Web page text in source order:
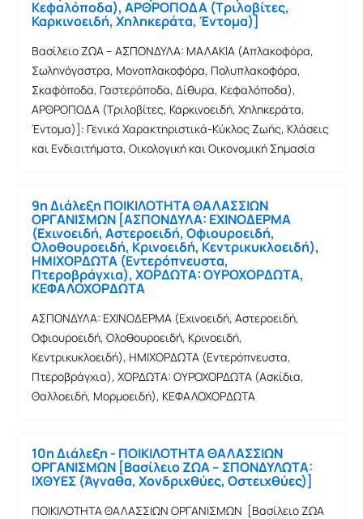
Κεφαλόποδα), ΑΡΘΡΟΠΟΔΑ (Τριλοβίτες,
Καρκινοειδή, Χηληκεράτα, Έντομα)]
Βασίλειο ΖΩΑ – ΑΣΠΟΝΔΥΛΑ: ΜΑΛΑΚΙΑ (Απλακοφόρα,
Σωληνόγαστρα, Μονοπλακοφόρα, Πολυπλακοφόρα,
Σκαφόποδα, Γαστερόποδα, Δίθυρα, Κεφαλόποδα),
ΑΡΘΡΟΠΟΔΑ (Τριλοβίτες, Καρκινοειδή, Χηληκεράτα,
Έντομα)]: Γενικά Χαρακτηριστικά-Κύκλος Ζωής, Κλάσεις
και Ενδιαιτήματα, Οικολογική και Οικονομική Σημασία
9η Διάλεξη ΠΟΙΚΙΛΟΤΗΤΑ ΘΑΛΑΣΣΙΩΝ
ΟΡΓΑΝΙΣΜΩΝ [ΑΣΠΟΝΔΥΛΑ: ΕΧΙΝΟΔΕΡΜΑ
(Εχινοειδή, Αστεροειδή, Οφιουροειδή,
Ολοθουροειδή, Κρινοειδή, Κεντρικυκλοειδή),
ΗΜΙΧΟΡΔΩΤΑ (Εντερόπνευστα,
Πτεροβράγχια), ΧΟΡΔΩΤΑ: ΟΥΡΟΧΟΡΔΩΤΑ,
ΚΕΦΑΛΟΧΟΡΔΩΤΑ
ΑΣΠΟΝΔΥΛΑ: ΕΧΙΝΟΔΕΡΜΑ (Εχινοειδή, Αστεροειδή,
Οφιουροειδή, Ολοθουροειδή, Κρινοειδή,
Κεντρικυκλοειδή), ΗΜΙΧΟΡΔΩΤΑ (Εντερόπνευστα,
Πτεροβράγχια), ΧΟΡΔΩΤΑ: ΟΥΡΟΧΟΡΔΩΤΑ (Ασκίδια,
Θαλλοειδή, Μορμοειδή), ΚΕΦΑΛΟΧΟΡΔΩΤΑ
10η Διάλεξη - ΠΟΙΚΙΛΟΤΗΤΑ ΘΑΛΑΣΣΙΩΝ
ΟΡΓΑΝΙΣΜΩΝ [Βασίλειο ΖΩΑ – ΣΠΟΝΔΥΛΩΤΑ:
ΙΧΘΥΕΣ (Άγναθα, Χονδριχθύες, Οστειχθύες)]
ΠΟΙΚΙΛΟΤΗΤΑ ΘΑΛΑΣΣΙΩΝ ΟΡΓΑΝΙΣΜΩΝ [Βασίλειο ΖΩΑ